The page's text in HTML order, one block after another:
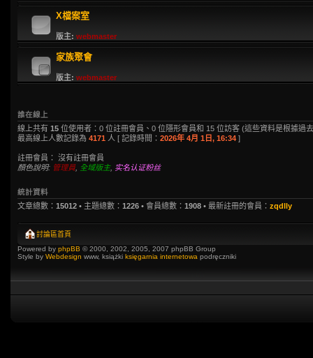
X檔案室
版主: webmaster
家族聚會
版主: webmaster
誰在線上
線上共有 15 位使用者：0 位註冊會員、0 位隱形會員和 15 位訪客 (這些資料是根據過
最高線上人數記錄為 4171 人 [ 記錄時間： 2026年 4月 1日, 16:34 ]
註冊會員： 沒有註冊會員
顏色說明: 管理員 全域版主, 实名认证粉丝
統計資料
文章總數： 15012 • 主題總數： 1226 • 會員總數： 1908 • 最新註冊的會員： zqdlly
討論區首頁
Powered by phpBB © 2000, 2002, 2005, 2007 phpBB Group
Style by Webdesign www, książki księgarnia internetowa podręczniki